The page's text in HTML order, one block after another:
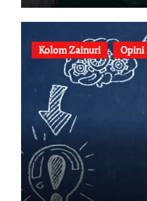
Kolom Zainuri Opini